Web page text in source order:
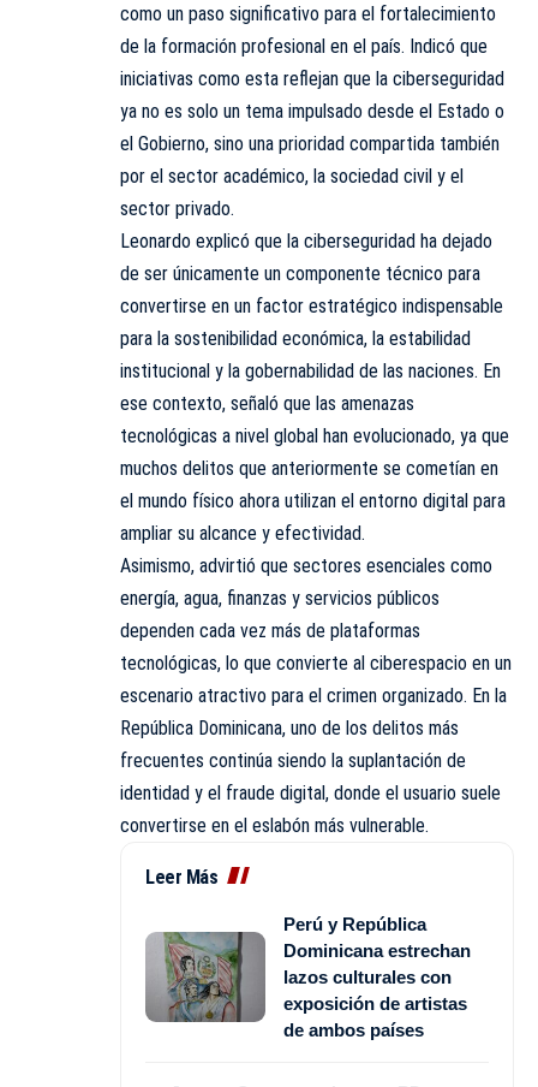
como un paso significativo para el fortalecimiento
de la formación profesional en el país. Indicó que
iniciativas como esta reflejan que la ciberseguridad
ya no es solo un tema impulsado desde el Estado o
el Gobierno, sino una prioridad compartida también
por el sector académico, la sociedad civil y el
sector privado.
Leonardo explicó que la ciberseguridad ha dejado
de ser únicamente un componente técnico para
convertirse en un factor estratégico indispensable
para la sostenibilidad económica, la estabilidad
institucional y la gobernabilidad de las naciones. En
ese contexto, señaló que las amenazas
tecnológicas a nivel global han evolucionado, ya que
muchos delitos que anteriormente se cometían en
el mundo físico ahora utilizan el entorno digital para
ampliar su alcance y efectividad.
Asimismo, advirtió que sectores esenciales como
energía, agua, finanzas y servicios públicos
dependen cada vez más de plataformas
tecnológicas, lo que convierte al ciberespacio en un
escenario atractivo para el crimen organizado. En la
República Dominicana, uno de los delitos más
frecuentes continúa siendo la suplantación de
identidad y el fraude digital, donde el usuario suele
convertirse en el eslabón más vulnerable.
Leer Más
Perú y República
Dominicana estrechan
lazos culturales con
exposición de artistas
de ambos países